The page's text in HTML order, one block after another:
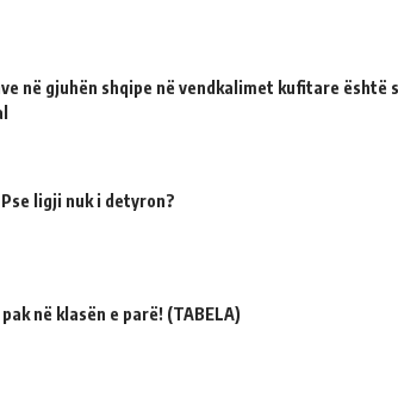
në gjuhën shqipe në vendkalimet kufitare është
ligji nuk i detyron?
në klasën e parë! (TABELA)